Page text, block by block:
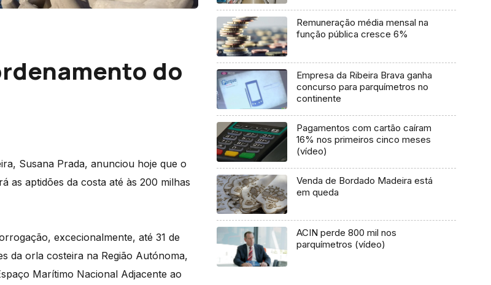
do
Susana Prada, anunciou hoje que o
as aptidões da costa até às 200 milhas
excecionalmente, até 31 de
da orla costeira na Região Autónoma,
Marítimo Nacional Adjacente ao
Remuneração média mensal na
função pública cresce 6%
Empresa da Ribeira Brava ganha
concurso para parquímetros no
continente
Pagamentos com cartão caíram
16% nos primeiros cinco meses
(vídeo)
Venda de Bordado Madeira está
em queda
ACIN perde 800 mil nos
parquímetros (vídeo)